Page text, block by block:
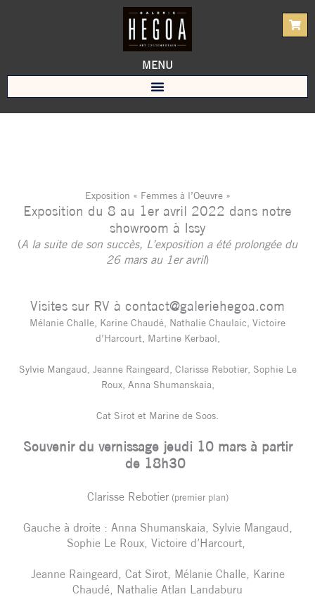
MENU
Exposition « Femmes à l’Oeuvre »
Exposition du 8 au 1er avril 2022 dans notre
showroom à Issy
(A la suite de son succès, L’exposition a été prolongée du
26 mars au 1er avril)
Visites sur RV à contact@galeriehegoa.com
Mélanie Challe, Karine Chaudé, Nathalie Chaulaic, Victoire
d’Harcourt, Martine Kerbaol,
Sylvie Mangaud, Jeanne Raingeard, Clarisse Rebotier, Sophie Le
Roux, Anna Shumanskaia,
Cat Sirot et Marine de Soos.
Souvenir du vernissage jeudi 10 mars à partir
de 18h30
Clarisse Rebotier(premier plan)
Gauche à droite : Anna Shumanskaia, Sylvie Mangaud,
Sophie Le Roux, Victoire d’Harcourt,
Jeanne Raingeard, Cat Sirot, Mélanie Challe, Karine
Chaudé, Nathalie Atlan Landaburu